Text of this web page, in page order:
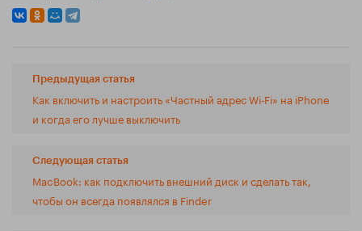
Предыдущая статья
Как включить и настроить «Частный адрес Wi‑Fi» на iPhone
и когда его лучше выключить
Следующая статья
MacBook: как подключить внешний диск и сделать так,
чтобы он всегда появлялся в Finder